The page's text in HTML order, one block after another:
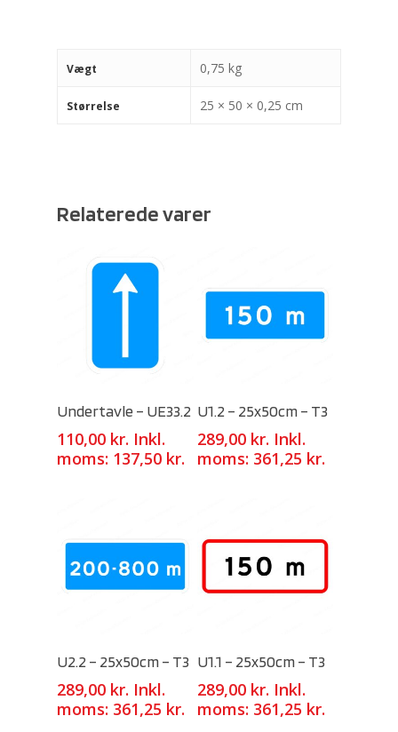
Vægt 0,75 kg
Størrelse 25 × 50 × 0,25 cm
Relaterede varer
Undertavle – UE33.2
110,00 kr. Inkl.
moms: 137,50 kr.
U1.2 – 25x50cm – T3
289,00 kr. Inkl.
moms: 361,25 kr.
U2.2 – 25x50cm – T3
289,00 kr. Inkl.
moms: 361,25 kr.
U1.1 – 25x50cm – T3
289,00 kr. Inkl.
moms: 361,25 kr.